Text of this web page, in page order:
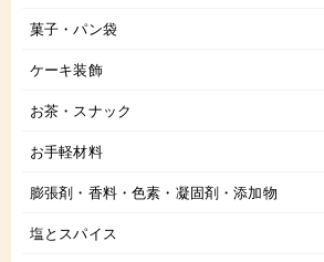
菓子・パン袋
ケーキ装飾
お茶・スナック
お手軽材料
膨張剤・香料・色素・凝固剤・添加物
塩とスパイス